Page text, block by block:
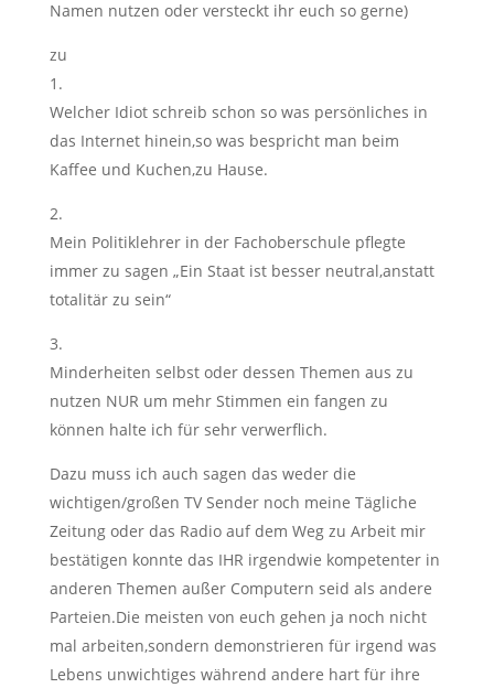
Namen nutzen oder versteckt ihr euch so gerne)
zu
1.
Welcher Idiot schreib schon so was persönliches in
das Internet hinein,so was bespricht man beim
Kaffee und Kuchen,zu Hause.
2.
Mein Politiklehrer in der Fachoberschule pflegte
immer zu sagen „Ein Staat ist besser neutral,anstatt
totalitär zu sein“
3.
Minderheiten selbst oder dessen Themen aus zu
nutzen NUR um mehr Stimmen ein fangen zu
können halte ich für sehr verwerflich.
Dazu muss ich auch sagen das weder die
wichtigen/großen TV Sender noch meine Tägliche
Zeitung oder das Radio auf dem Weg zu Arbeit mir
bestätigen konnte das IHR irgendwie kompetenter in
anderen Themen außer Computern seid als andere
Parteien.Die meisten von euch gehen ja noch nicht
mal arbeiten,sondern demonstrieren für irgend was
Lebens unwichtiges während andere hart für ihre